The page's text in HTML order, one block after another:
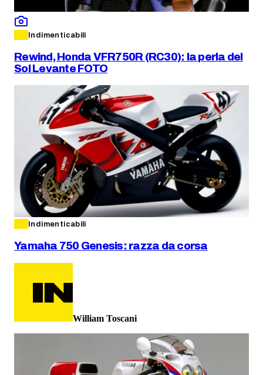
Indimenticabili
Rewind, Honda VFR750R (RC30): la perla del
Sol Levante FOTO
Indimenticabili
Yamaha 750 Genesis: razza da corsa
William Toscani